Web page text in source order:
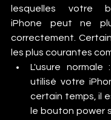
lesquelles votre
iPhone peut ne
correctement.
les plus courantes
L'usure
utilisé votre
certain temps, il
le bouton power